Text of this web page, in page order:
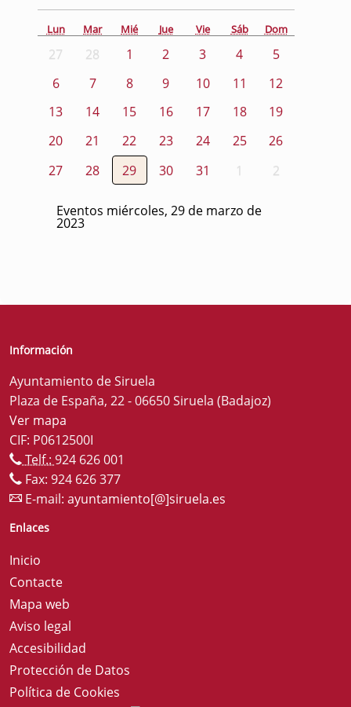
Lun Mar Mié Jue Vie Sáb Dom
27 28 1 2 3 4
5
6
7 8 9 10 11
12
13
14 15 16 17 18
19
20
21 22 23 24 25
26
27
28 29 30 31 1 2
Eventos miércoles, 29 de marzo de
2023
Información
Ayuntamiento de Siruela
Plaza de España, 22 - 06650 Siruela (Badajoz)
Ver mapa
CIF: P0612500I
Telf.: 924 626 001
Fax: 924 626 377
E-mail: ayuntamiento[@]siruela.es
Enlaces
Inicio
Contacte
Mapa web
Aviso legal
Accesibilidad
Protección de Datos
Política de Cookies